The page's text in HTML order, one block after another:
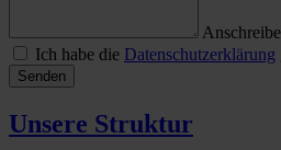
Ich habe die Datenschutzerklärung
Senden
Unsere Struktur